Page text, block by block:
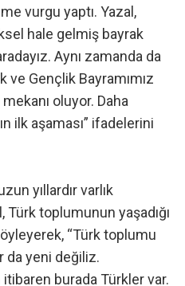
vurgu yaptı. Yazal,
hale gelmiş bayrak
Aynı zamanda da
ve Gençlik Bayramımız
oluyor. Daha
ilk aşaması” ifadelerini
yıllardır varlık
toplumunun yaşadığı
“Türk toplumu
da yeni değiliz.
itibaren burada Türkler var.